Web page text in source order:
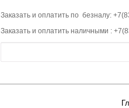
Заказать и оплатить по безналу:
Заказать и оплатить наличными :